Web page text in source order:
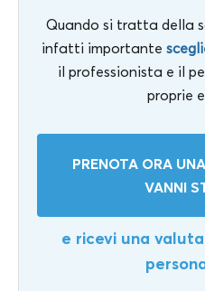
Quando si tratta della
infatti importante
il professionista e il
proprie
PRENOTA ORA
VANNI
e ricevi una